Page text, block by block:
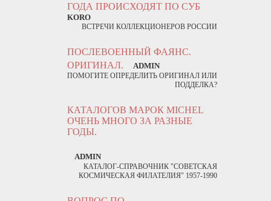
ГОДА ПРОИСХОДЯТ ПО СУБ
KORO
ВСТРЕЧИ КОЛЛЕКЦИОНЕРОВ РОССИИ
ПОСЛЕВОЕННЫЙ ФАЯНС.
ОРИГИНАЛ.
ADMIN
ПОМОГИТЕ ОПРЕДЕЛИТЬ ОРИГИНАЛ ИЛИ
ПОДДЕЛКА?
КАТАЛОГОВ МАРОК MICHEL
ОЧЕНЬ МНОГО ЗА РАЗНЫЕ
ГОДЫ.
ADMIN
КАТАЛОГ-СПРАВОЧНИК "СОВЕТСКАЯ
КОСМИЧЕСКАЯ ФИЛАТЕЛИЯ" 1957-1990